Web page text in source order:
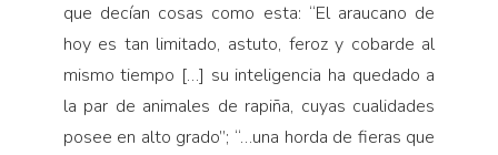
que decían cosas como esta: “El araucano de
hoy es tan limitado, astuto, feroz y cobarde al
mismo tiempo […] su inteligencia ha quedado a
la par de animales de rapiña, cuyas cualidades
posee en alto grado”; “…una horda de fieras que